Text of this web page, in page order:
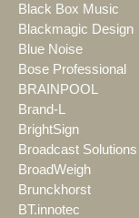
Black Box Music
Blackmagic Design
Blue Noise
Bose Professional
BRAINPOOL
Brand-L
BrightSign
Broadcast Solutions
BroadWeigh
Brunckhorst
BT.innotec